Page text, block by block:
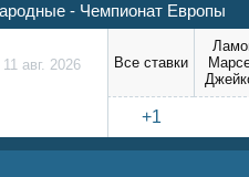
- Чемпионат Европы
авг. 2026 Все ставки
+1